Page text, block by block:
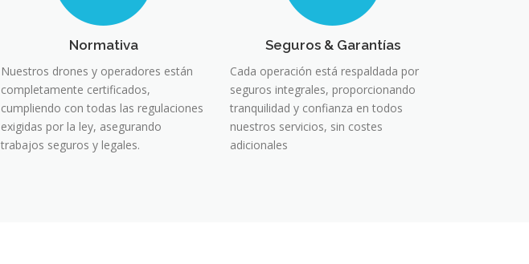
Normativa
Nuestros drones y operadores están
completamente certificados,
cumpliendo con todas las regulaciones
exigidas por la ley, asegurando
trabajos seguros y legales.
Seguros & Garantías
Cada operación está respaldada por
seguros integrales, proporcionando
tranquilidad y confianza en todos
nuestros servicios, sin costes
adicionales